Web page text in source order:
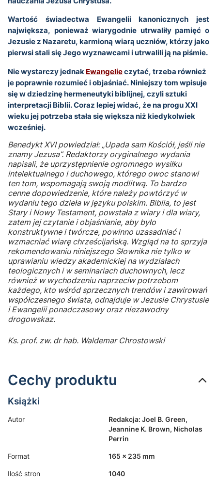
Wartość świadectwa Ewangelii kanonicznych jest
największa, ponieważ wiarygodnie utrwaliły pamięć o
Jezusie z Nazaretu, karmioną wiarą uczniów, którzy jako
pierwsi stali się Jego wyznawcami i utrwalili ją na piśmie.
Nie wystarczy jednak Ewangelieczytać, trzeba również
je poprawnie rozumieć i objaśniać. Niniejszy tom wpisuje
się w dziedzinę hermeneutyki biblijnej, czyli sztuki
interpretacji Biblii. Coraz lepiej widać, że na progu XXI
wieku jej potrzeba stała się większa niż kiedykolwiek
wcześniej.
Benedykt XVI powiedział: „Upada sam Kościół, jeśli nie
znamy Jezusa”. Redaktorzy oryginalnego wydania
napisali, że uprzystępnienie ogromnego wysiłku
intelektualnego i duchowego, którego owoc stanowi
ten tom, wspomagają swoją modlitwą. To bardzo
cenne dopowiedzenie, które należy powtórzyć w
wydaniu tego dzieła w języku polskim. Biblia, to jest
Stary i Nowy Testament, powstała z wiary i dla wiary,
zatem jej czytanie i objaśnianie, aby było
konstruktywne i twórcze, powinno uzasadniać i
wzmacniać wiarę chrześcijańską. Wzgląd na to sprzyja
rekomendowaniu niniejszego Słownika nie tylko w
uprawianiu wiedzy akademickiej na wydziałach
teologicznych i w seminariach duchownych, lecz
również w wychodzeniu naprzeciw potrzebom
każdego, kto wśród sprzecznych trendów i zawirowań
współczesnego świata, odnajduje w Jezusie Chrystusie
i Ewangelii ponadczasowy oraz niezawodny
drogowskaz.
Ks. prof. zw. dr hab. Waldemar Chrostowski
Cechy produktu
Książki
Autor
Redakcja: Joel B. Green,
Jeannine K. Brown, Nicholas
Perrin
Format 165 x 235 mm
Ilość stron 1040